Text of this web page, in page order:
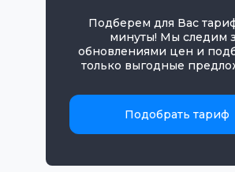
Подберем для Вас
минуты! Мы следим
обновлениями цен и
только выгодные
Подобрать тариф